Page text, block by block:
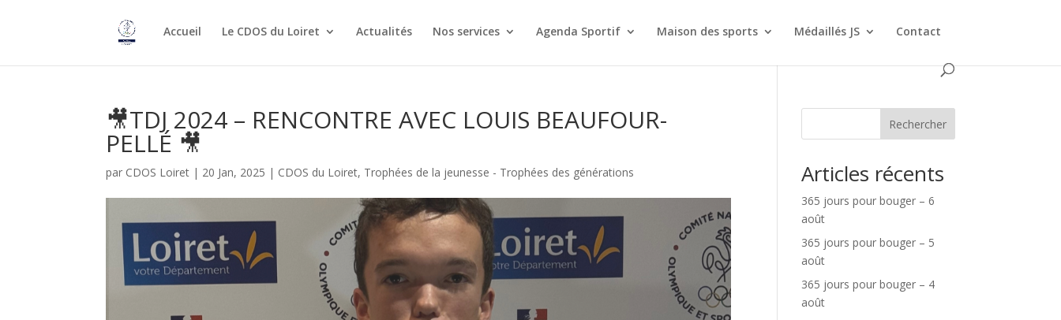
Accueil Le CDOS du Loiret Actualités Nos services Agenda Sportif Maison des sports Médaillés JS Contact
🎥TDJ 2024 – RENCONTRE AVEC LOUIS BEAUFOUR-
PELLÉ 🎥
par CDOS Loiret | 20 Jan, 2025 | CDOS du Loiret, Trophées de la jeunesse - Trophées des générations
Rechercher
Articles récents
365 jours pour bouger – 6
août
365 jours pour bouger – 5
août
365 jours pour bouger – 4
août